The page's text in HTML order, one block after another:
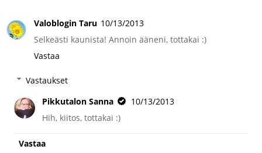
Valoblogin Taru 10/13/2013
Selkeästi kaunista! Annoin ääneni, tottakai :)
Vastaa
Vastaukset
Pikkutalon Sanna
10/13/2013
Hih, kiitos, tottakai :)
Vastaa